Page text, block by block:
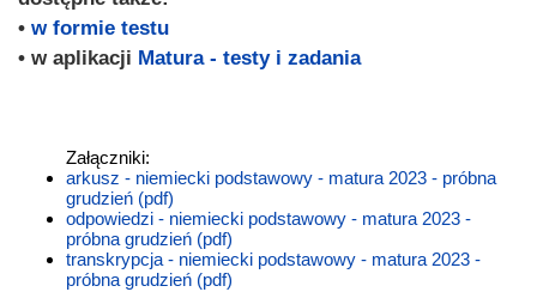
• w formie testu
• w aplikacji Matura - testy i zadania
Załączniki:
arkusz - niemiecki podstawowy - matura 2023 - próbna
grudzień (pdf)
odpowiedzi - niemiecki podstawowy - matura 2023 -
próbna grudzień (pdf)
transkrypcja - niemiecki podstawowy - matura 2023 -
próbna grudzień (pdf)